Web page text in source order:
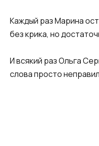
Каждый раз Марина
без крика, но
И всякий раз Ольга
слова просто